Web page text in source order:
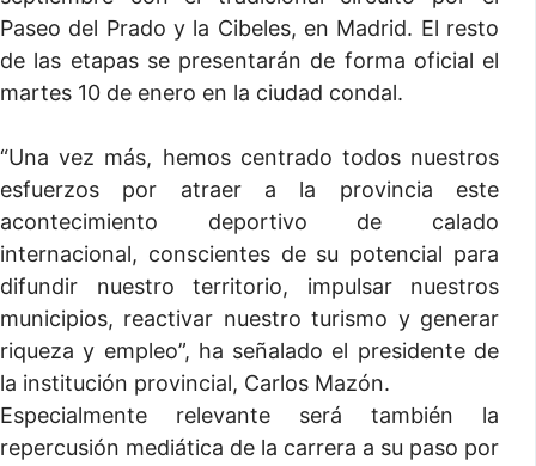
Paseo del Prado y la Cibeles, en Madrid. El resto
de las etapas se presentarán de forma oficial el
martes 10 de enero en la ciudad condal.
“Una vez más, hemos centrado todos nuestros
esfuerzos por atraer a la provincia este
acontecimiento deportivo de calado
internacional, conscientes de su potencial para
difundir nuestro territorio, impulsar nuestros
municipios, reactivar nuestro turismo y generar
riqueza y empleo”, ha señalado el presidente de
la institución provincial, Carlos Mazón.
Especialmente relevante será también la
repercusión mediática de la carrera a su paso por